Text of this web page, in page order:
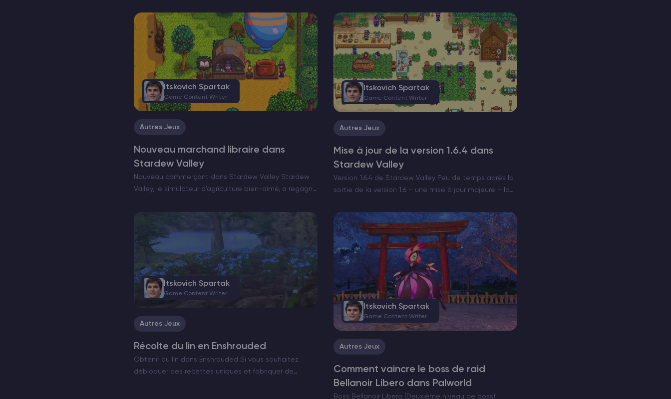
jeu en fournissant une navigation précise et une aide
à la construction. Les coordonnées indiquent la
position exacte d’un joueur…
l’agriculture, une merveille convoitée parmi les cultures.
Il transcende la simple esthétique,…
Itskovich Spartak
Game Content Writer
Autres Jeux
Nouveau marchand libraire dans
Stardew Valley
Nouveau commerçant dans Stardew Valley Stardew
Valley, le simulateur d’agriculture bien-aimé, a regagné
mars et de ses améliorations ultérieures dans la…
Itskovich Spartak
Game Content Writer
Autres Jeux
Mise à jour de la version 1.6.4 dans
Stardew Valley
Version 1.6.4 de Stardew Valley Peu de temps après la
sortie de la version 1.6 – une mise à jour majeure – la
à jour dont…
Itskovich Spartak
Game Content Writer
Autres Jeux
Récolte du lin en Enshrouded
Obtenir du lin dans Enshrouded Si vous souhaitez
débloquer des recettes uniques et fabriquer de
Itskovich Spartak
Game Content Writer
Autres Jeux
Comment vaincre le boss de raid
Bellanoir Libero dans Palworld
Boss Bellanoir Libero (Deuxième niveau de boss)